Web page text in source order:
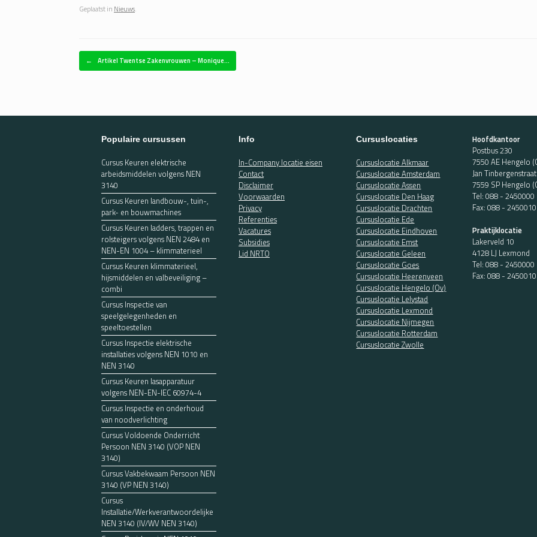
Geplaatst in Nieuws.
Bericht navigatie
← Artikel Twentse Zakenvrouwen – Monique…
Populaire cursussen
Cursus Keuren elektrische
arbeidsmiddelen volgens NEN
3140
Cursus Keuren landbouw-, tuin-,
park- en bouwmachines
Cursus Keuren ladders, trappen en
rolsteigers volgens NEN 2484 en
NEN-EN 1004 – klimmaterieel
Cursus Keuren klimmaterieel,
hijsmiddelen en valbeveiliging –
combi
Cursus Inspectie van
speelgelegenheden en
speeltoestellen
Cursus Inspectie elektrische
installaties volgens NEN 1010 en
NEN 3140
Cursus Keuren lasapparatuur
volgens NEN-EN-IEC 60974-4
Cursus Inspectie en onderhoud
van noodverlichting
Cursus Voldoende Onderricht
Persoon NEN 3140 (VOP NEN
3140)
Cursus Vakbekwaam Persoon NEN
3140 (VP NEN 3140)
Cursus
Installatie/Werkverantwoordelijke
NEN 3140 (IV/WV NEN 3140)
Info
In-Company locatie eisen
Contact
Disclaimer
Voorwaarden
Privacy
Referenties
Vacatures
Subsidies
Lid NRTO
Cursuslocaties
Cursuslocatie Alkmaar
Cursuslocatie Amsterdam
Cursuslocatie Assen
Cursuslocatie Den Haag
Cursuslocatie Drachten
Cursuslocatie Ede
Cursuslocatie Eindhoven
Cursuslocatie Emst
Cursuslocatie Geleen
Cursuslocatie Goes
Cursuslocatie Heerenveen
Cursuslocatie Hengelo (Ov)
Cursuslocatie Lelystad
Cursuslocatie Lexmond
Cursuslocatie Nijmegen
Cursuslocatie Rotterdam
Cursuslocatie Zwolle
Hoofdkantoor
Postbus 230
7550 AE Hengelo
Jan
7559 SP Hengelo
Tel:088 - 2450000
Fax: 088 - 2450010
Praktijklocatie
Lakerveld 10
4128 LJ Lexmond
Tel:088 - 2450000
Fax: 088 - 2450010